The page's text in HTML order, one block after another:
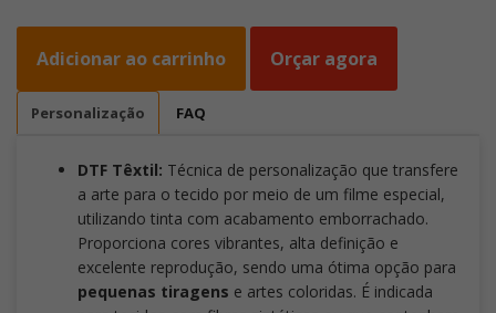
Adicionar ao carrinho Orçar agora
Personalização FAQ
DTF Têxtil: Técnica de personalização que transfere
a arte para o tecido por meio de um filme especial,
utilizando tinta com acabamento emborrachado.
Proporciona cores vibrantes, alta definição e
excelente reprodução, sendo uma ótima opção para
pequenas tiragens e artes coloridas. É indicada